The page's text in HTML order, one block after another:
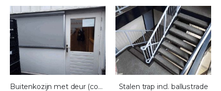
Buitenkozijn met deur (compleet) (nr. 49) Stalen trap incl. ballustrade